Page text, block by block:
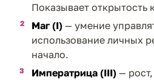
Показывает открытость
Маг (I) — умение
использование личных
начало.
Императрица (III) —